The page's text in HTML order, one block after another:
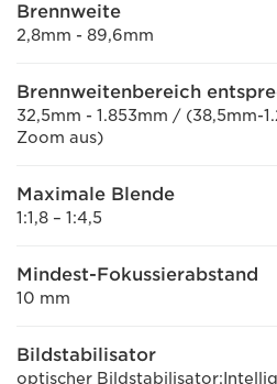
Brennweite
2,8mm - 89,6mm
Brennweitenbereich
32,5mm - 1.853mm / (38,5mm-
Zoom aus)
Maximale Blende
1:1,8 – 1:4,5
Mindest-Fokussierabstand
10 mm
Bildstabilisator
optischer